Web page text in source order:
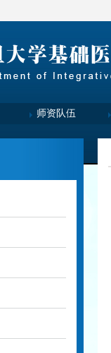
师资队伍